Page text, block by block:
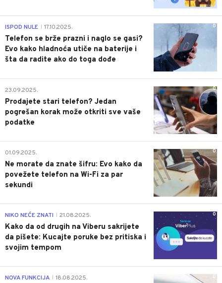
0
ISPOD NULE 17.10.2025.
Telefon se brže prazni i naglo se gasi?
Evo kako hladnoća utiče na baterije i
šta da radite ako do toga dođe
0
23.09.2025.
Prodajete stari telefon? Jedan
pogrešan korak može otkriti sve vaše
podatke
0
01.09.2025.
Ne morate da znate šifru: Evo kako da
povežete telefon na Wi-Fi za par
sekundi
0
NIKO NEĆE ZNATI 21.08.2025.
Kako da od drugih na Viberu sakrijete
da pišete: Kucajte poruke bez pritiska i
svojim tempom
0
NOVA FUNKCIJA 18.08.2025.